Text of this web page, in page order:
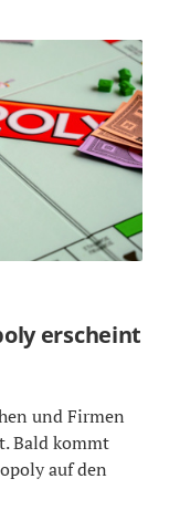
erscheint
und Firmen
Bald kommt
auf den